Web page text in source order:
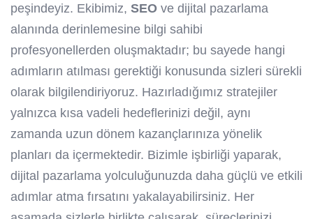
peşindeyiz. Ekibimiz, SEO ve dijital pazarlama
alanında derinlemesine bilgi sahibi
profesyonellerden oluşmaktadır; bu sayede hangi
adımların atılması gerektiği konusunda sizleri sürekli
olarak bilgilendiriyoruz. Hazırladığımız stratejiler
yalnızca kısa vadeli hedeflerinizi değil, aynı
zamanda uzun dönem kazançlarınıza yönelik
planları da içermektedir. Bizimle işbirliği yaparak,
dijital pazarlama yolculuğunuzda daha güçlü ve etkili
adımlar atma fırsatını yakalayabilirsiniz. Her